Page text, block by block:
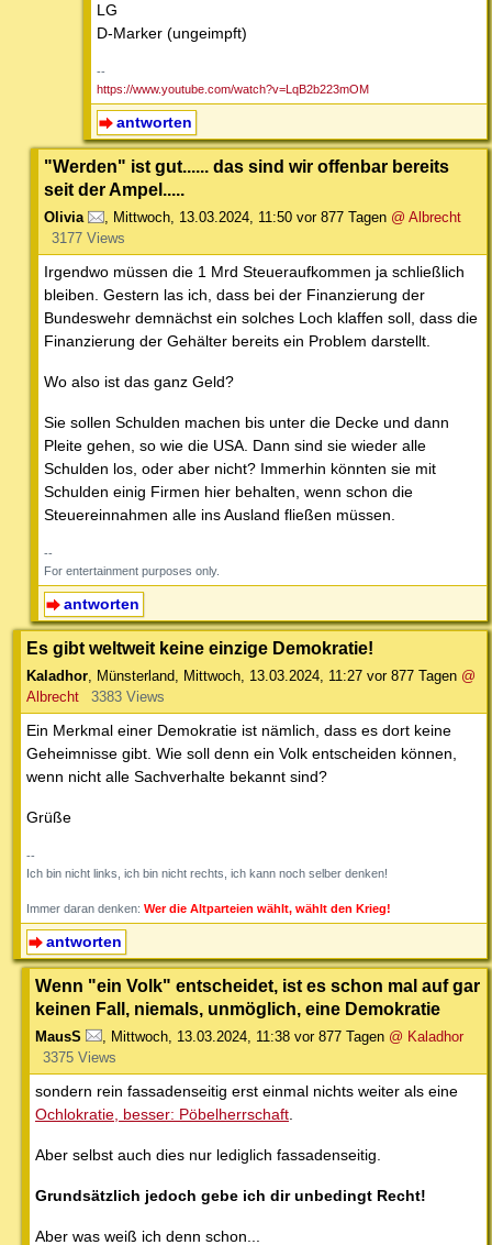
LG
D-Marker (ungeimpft)
--
https://www.youtube.com/watch?v=LqB2b223mOM
antworten
"Werden" ist gut...... das sind wir offenbar bereits
seit der Ampel.....
Olivia , Mittwoch, 13.03.2024, 11:50 vor 877 Tagen @ Albrecht
3177 Views
Irgendwo müssen die 1 Mrd Steueraufkommen ja schließlich
bleiben. Gestern las ich, dass bei der Finanzierung der
Bundeswehr demnächst ein solches Loch klaffen soll, dass die
Finanzierung der Gehälter bereits ein Problem darstellt.
Wo also ist das ganz Geld?
Sie sollen Schulden machen bis unter die Decke und dann
Pleite gehen, so wie die USA. Dann sind sie wieder alle
Schulden los, oder aber nicht? Immerhin könnten sie mit
Schulden einig Firmen hier behalten, wenn schon die
Steuereinnahmen alle ins Ausland fließen müssen.
--
For entertainment purposes only.
antworten
Es gibt weltweit keine einzige Demokratie!
Kaladhor, Münsterland, Mittwoch, 13.03.2024, 11:27 vor 877 Tagen @
Albrecht
3383 Views
Ein Merkmal einer Demokratie ist nämlich, dass es dort keine
Geheimnisse gibt. Wie soll denn ein Volk entscheiden können,
wenn nicht alle Sachverhalte bekannt sind?
Grüße
--
Ich bin nicht links, ich bin nicht rechts, ich kann noch selber denken!
Immer daran denken: Wer die Altparteien wählt, wählt den Krieg!
antworten
Wenn "ein Volk" entscheidet, ist es schon mal auf gar
keinen Fall, niemals, unmöglich, eine Demokratie
MausS Mittwoch, 13.03.2024, 11:38 vor 877 Tagen @ Kaladhor
3375 Views
sondern rein fassadenseitig erst einmal nichts weiter als eine
Ochlokratie, besser: Pöbelherrschaft
Aber selbst auch dies nur lediglich fassadenseitig.
Grundsätzlich jedoch gebe ich dir unbedingt Recht!
Aber was weiß ich denn schon...